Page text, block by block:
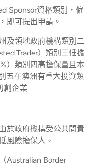
Sponsor資格類別，僱
即可提出申請。
及領地政府機構類別二
Trader）類別三低擔
）類別四高擔保量且本
五在澳洲有重大投資類
創企業
於政府機構受公共問責
風險擔保人。
Australian Border